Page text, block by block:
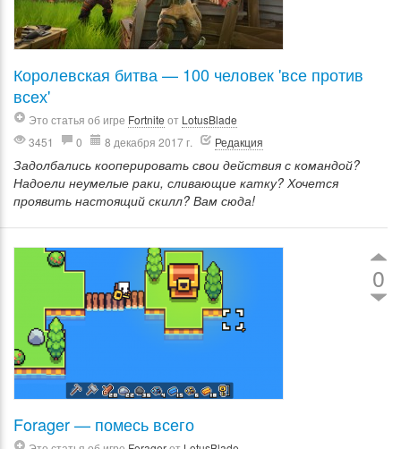
Королевская битва — 100 человек 'все против
всех'
Это статья об игре Fortnite от LotusBlade
3451
0 8 декабря 2017 г. Редакция
Задолбались кооперировать свои действия с командой?
Надоели неумелые раки, сливающие катку? Хочется
проявить настоящий скилл? Вам сюда!
0
Forager — помесь всего